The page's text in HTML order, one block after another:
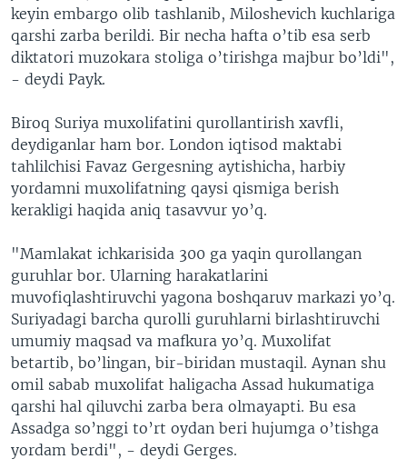
keyin embargo olib tashlanib, Miloshevich kuchlariga
qarshi zarba berildi. Bir necha hafta o’tib esa serb
diktatori muzokara stoliga o’tirishga majbur bo’ldi",
- deydi Payk.
Biroq Suriya muxolifatini qurollantirish xavfli,
deydiganlar ham bor. London iqtisod maktabi
tahlilchisi Favaz Gergesning aytishicha, harbiy
yordamni muxolifatning qaysi qismiga berish
kerakligi haqida aniq tasavvur yo’q.
"Mamlakat ichkarisida 300 ga yaqin qurollangan
guruhlar bor. Ularning harakatlarini
muvofiqlashtiruvchi yagona boshqaruv markazi yo’q.
Suriyadagi barcha qurolli guruhlarni birlashtiruvchi
umumiy maqsad va mafkura yo’q. Muxolifat
betartib, bo’lingan, bir-biridan mustaqil. Aynan shu
omil sabab muxolifat haligacha Assad hukumatiga
qarshi hal qiluvchi zarba bera olmayapti. Bu esa
Assadga so’nggi to’rt oydan beri hujumga o’tishga
yordam berdi", - deydi Gerges.